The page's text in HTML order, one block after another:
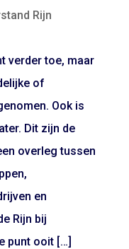
Rijn
verder toe, maar
of
Ook is
Dit zijn de
overleg tussen
en
Rijn bij
punt ooit […]